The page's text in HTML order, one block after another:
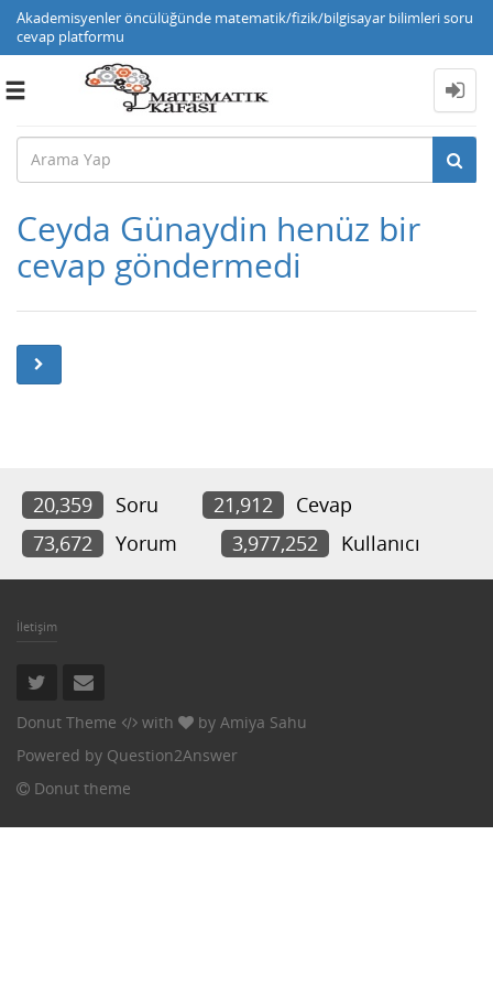
Akademisyenler öncülüğünde matematik/fizik/bilgisayar bilimleri soru
cevap platformu
Toggle
Ceyda Günaydin henüz bir
cevap göndermedi
20,359 Soru 21,912
Cevap
73,672
Yorum 3,977,252 Kullanıcı
İletişim
Donut Theme with by Amiya Sahu
Powered by Question2Answer
Donut theme